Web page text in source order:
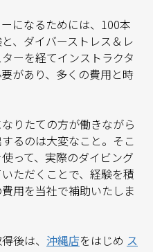
になるためには、100本
、ダイバーストレス＆レ
ーを経てインストラクタ
があり、多くの費用と時
りたての方が働きながら
るのは大変なこと。そこ
って、実際のダイビング
ただくことで、経験を積
用を当社で補助いたしま
後は、 沖縄店をはじめ ス